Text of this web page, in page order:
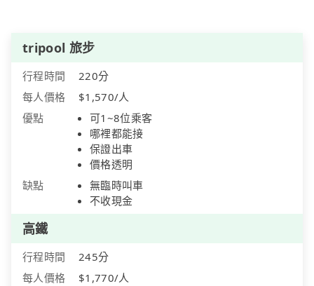
tripool 旅步
行程時間
220分
每人價格
$1,570/人
優點
可1~8位乘客
哪裡都能接
保證出車
價格透明
缺點
無臨時叫車
不收現金
高鐵
行程時間
245分
每人價格
$1,770/人